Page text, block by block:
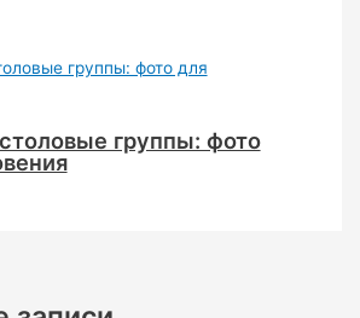
группы: фото